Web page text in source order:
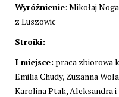
Wyróżnienie: Mikołaj
z Luszowic
Stroiki:
I miejsce: praca zbiorowa
Emilia Chudy, Zuzanna
Karolina Ptak, Aleksandra